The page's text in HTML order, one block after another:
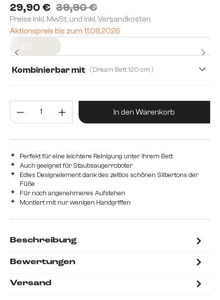
29,90 € 39,90 €
Preise inkl. MwSt. und inkl. Versandkosten
Aktionspreis bis zum 11.08.2026
Kombinierbar mit ( Dream Bett 120 cm )
Produkt Anzahl: Gib den
In den Warenkorb
Perfekt für eine leichtere Reinigung unter Ihrem Bett
Auch geeignet für Staubsaugerroboter
Edles Designelement dank des zeitlos schönen Silbertons der
Füße
Für noch angenehmeres Aufstehen
Montiert mit nur wenigen Handgriffen
Beschreibung
Bewertungen
Versand